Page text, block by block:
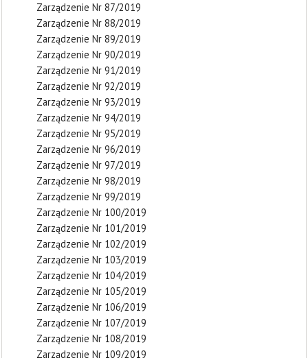
Zarządzenie Nr 87/2019
Zarządzenie Nr 88/2019
Zarządzenie Nr 89/2019
Zarządzenie Nr 90/2019
Zarządzenie Nr 91/2019
Zarządzenie Nr 92/2019
Zarządzenie Nr 93/2019
Zarządzenie Nr 94/2019
Zarządzenie Nr 95/2019
Zarządzenie Nr 96/2019
Zarządzenie Nr 97/2019
Zarządzenie Nr 98/2019
Zarządzenie Nr 99/2019
Zarządzenie Nr 100/2019
Zarządzenie Nr 101/2019
Zarządzenie Nr 102/2019
Zarządzenie Nr 103/2019
Zarządzenie Nr 104/2019
Zarządzenie Nr 105/2019
Zarządzenie Nr 106/2019
Zarządzenie Nr 107/2019
Zarządzenie Nr 108/2019
Zarządzenie Nr 109/2019